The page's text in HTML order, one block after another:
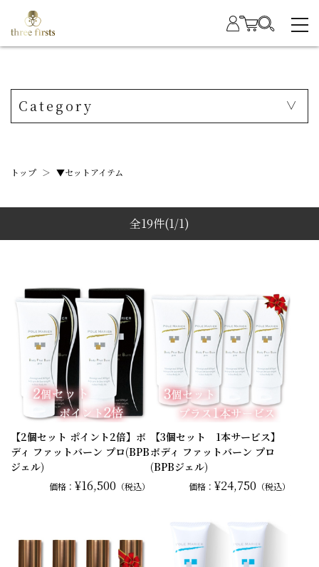
Category
トップ ＞ ▼セットアイテム
全19件(1/1)
【2個セット ポイント2倍】ボ
ディ ファットバーン プロ(BPB
ジェル)
価格： ¥16,500 （税込）
【3個セット 1本サービス】
ボディ ファットバーン プロ
(BPBジェル)
価格： ¥24,750 （税込）